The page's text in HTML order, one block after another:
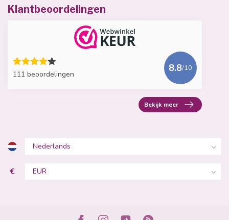
Klantbeoordelingen
111 beoordelingen
8.8/10
Bekijk meer
€